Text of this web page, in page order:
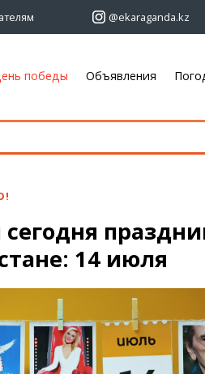
@ekaraganda.kz
Объявления
Услуги
Электроника
Мебель
Погода
Караганда
Темиртау
победы Объявления
сегодня
14 июля